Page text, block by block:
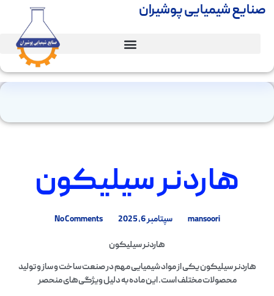
صنایع شیمیایی پوشیران
هاردنر سیلیکون
mansoori سپتامبر 6, 2025 No Comments
هاردنر سیلیکون
هاردنر سیلیکون یکی از مواد شیمیایی مهم در صنعت ساخت و ساز و تولید
محصولات مختلف است. این ماده به دلیل ویژگی‌های منحصر